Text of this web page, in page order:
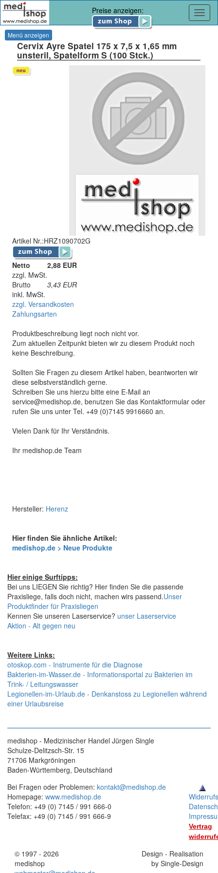
Preise anzeigen:
Menü anzeigen
Cervix Ayre Spatel 175 x 7,5 x 1,65 mm
unsteril, Spatelform S (100 Stck.)
Artikel Nr.:HRZ1090702G
Netto
2,88 EUR
zzgl. MwSt.
Brutto
3,43 EUR
inkl. MwSt.
zzgl. Versandkosten
Zahlungsarten
Produktbeschreibung liegt noch nicht vor.
Zum aktuellen Zeitpunkt bieten wir zu diesem Produkt noch
keine Beschreibung.
Sollten Sie Fragen zu diesem Artikel haben, beantworten wir
diese selbstverständlich gerne.
Schreiben Sie uns hierzu bitte eine E-Mail an
service@medishop.de, benutzen Sie das Kontaktformular oder
rufen Sie uns unter Tel. +49 (0)7145 9916660 an.
Vielen Dank für Ihr Verständnis.
Ihr medishop.de Team
Hersteller: Herenz
Hier finden Sie ähnliche Artikel:
medishop.de > Neue Produkte
Hier einige Surftipps:
Bei uns LIEGEN Sie richtig? Hier finden Sie die passende
Praxisliege, falls doch nicht, machen wirs passend.Unser
Produktfinder für Praxisliegen
Kennen Sie unseren Laserservice? unser Laserservice
Aktion - Alt gegen neu
Weitere Links:
otoskop.com - Instrumente für die Diagnose
Bakterien-im-Wasser.de - Informationsportal zu Bakterien im
Trink- / Leitungswasser
Legionellen-im-Urlaub.de - Denkanstoss zu Legionellen während
einer Urlaubsreise
medishop - Medizinischer Handel Jürgen Single
Schulze-Delitzsch-Str. 15
71706 Markgröningen
Baden-Württemberg, Deutschland
Bei Fragen oder Problemen: kontakt@medishop.de
Homepage: www.medishop.de
Telefon: +49 (0) 7145 / 991 666-0
Telefax: +49 (0) 7145 / 991 666-9
Vertrag
© 1997 - 2026
medishop
Design - Realisation
by Single-Design